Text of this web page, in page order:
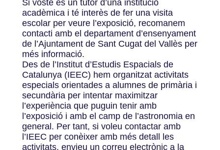
Si vostè és un tutor d’una institució
acadèmica i té interès de fer una visita
escolar per veure l’exposició, recomanem
contacti amb el departament d’ensenyament
de l’Ajuntament de Sant Cugat del Vallès per
més informació.
Des de l’Institut d’Estudis Espacials de
Catalunya (IEEC) hem organitzat activitats
especials orientades a alumnes de primària i
secundària per intentar maximitzar
l’experiència que puguin tenir amb
l’exposició i amb el camp de l’astronomia en
general. Per tant, si voleu contactar amb
l’IEEC per conèixer amb més detall les
activitats, envieu un correu electrònic a la